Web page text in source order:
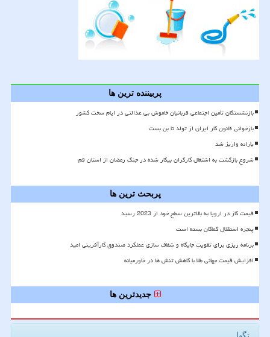
پربیننده ترین ها
بازنشستگان تأمین اجتماعی قربانیان خاموش بی عدالتی در ایام سخت کشور
بازخوانی قانون کار ایران از تولد تا بن بست
یارانه واریز شد
شروع بازگشت به اشتغال کارگران بیکار شده در جنگ رمضان از استان قم
پربحث ترین ها
قیمت گاز در اروپا به بالاترین سطح خود از 2023 رسید
پنجره استقلال کماکان بسته است
برنامه ریزی برای تقویت جایگاه و شفاف سازی عملکرد صندوق کارآفرینی امید
افزایش قیمت جهانی طلا با کاهش تنش ها در خاورمیانه
جدیدترین ها